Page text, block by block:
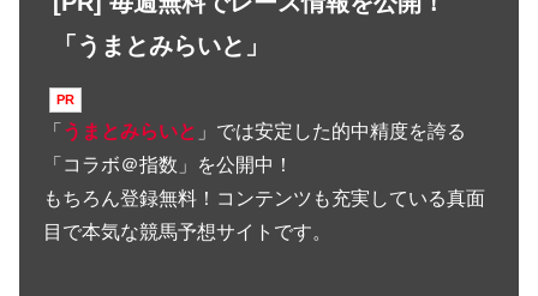
「うまとみらいと」
「 うまとみらいと 」では安定した的中精度を誇る
「コラボ＠指数」を公開中！
もちろん登録無料！コンテンツも充実している真面
目で本気な競馬予想サイトです。